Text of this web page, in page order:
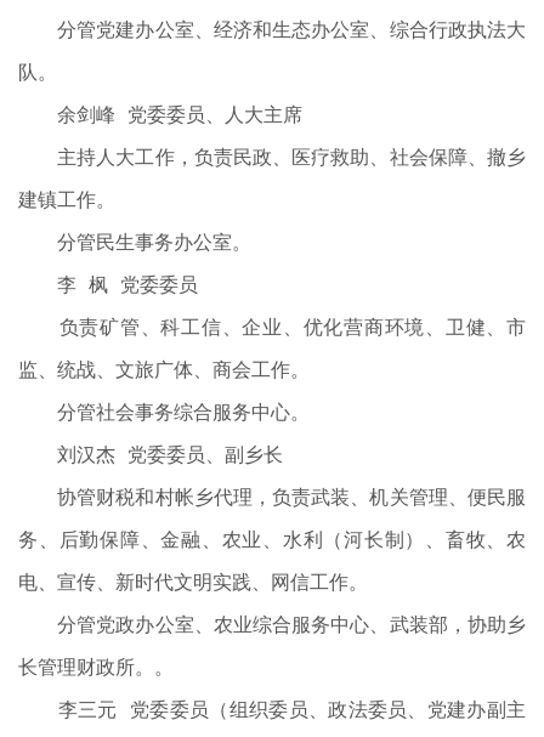
分管党建办公室、经济和生态办公室、综合行政执法大
队。
余剑峰 党委委员、人大主席
主持人大工作，负责民政、医疗救助、社会保障、撤乡
建镇工作。
分管民生事务办公室。
李 枫 党委委员
负责矿管、科工信、企业、优化营商环境、卫健、市
监、统战、文旅广体、商会工作。
分管社会事务综合服务中心。
刘汉杰 党委委员、副乡长
协管财税和村帐乡代理，负责武装、机关管理、便民服
务、后勤保障、金融、农业、水利（河长制）、畜牧、农
电、宣传、新时代文明实践、网信工作。
分管党政办公室、农业综合服务中心、武装部，协助乡
长管理财政所。。
李三元 党委委员（组织委员、政法委员、党建办副主